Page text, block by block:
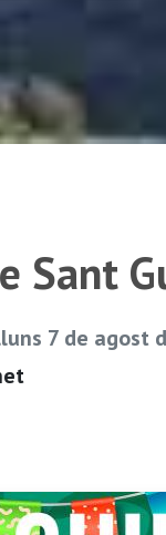
Sant
7 de agost